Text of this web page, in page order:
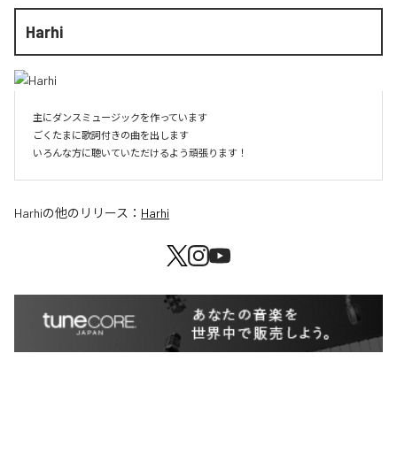
Harhi
主にダンスミュージックを作っています
ごくたまに歌詞付きの曲を出します
いろんな方に聴いていただけるよう頑張ります！
Harhiの他のリリース： Harhi